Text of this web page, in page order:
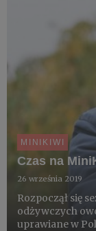
MINIKIWI
Czas na
26 września 2019
Rozpoczął się
odżywczych
uprawiane w